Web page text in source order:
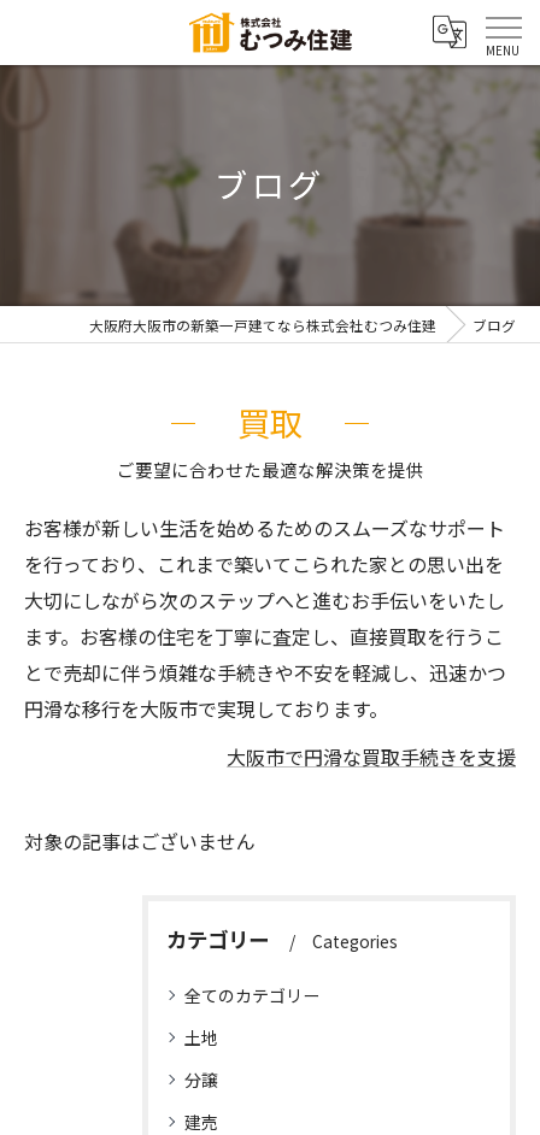
ブログ
大阪府大阪市の新築一戸建てなら株式会社むつみ住建 ブログ
買取
ご要望に合わせた最適な解決策を提供
お客様が新しい生活を始めるためのスムーズなサポート
を行っており、これまで築いてこられた家との思い出を
大切にしながら次のステップへと進むお手伝いをいたし
ます。お客様の住宅を丁寧に査定し、直接買取を行うこ
とで売却に伴う煩雑な手続きや不安を軽減し、迅速かつ
円滑な移行を大阪市で実現しております。
大阪市で円滑な買取手続きを支援
対象の記事はございません
カテゴリー Categories
全てのカテゴリー
土地
分譲
建売